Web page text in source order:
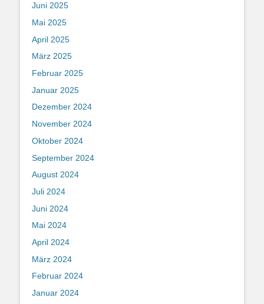
Juni 2025
Mai 2025
April 2025
März 2025
Februar 2025
Januar 2025
Dezember 2024
November 2024
Oktober 2024
September 2024
August 2024
Juli 2024
Juni 2024
Mai 2024
April 2024
März 2024
Februar 2024
Januar 2024